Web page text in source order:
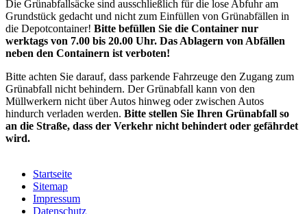
Die Grünabfallsäcke sind ausschließlich für die lose Abfuhr am
Grundstück gedacht und nicht zum Einfüllen von Grünabfällen in
die Depotcontainer! Bitte befüllen Sie die Container nur
werktags von 7.00 bis 20.00 Uhr. Das Ablagern von Abfällen
neben den Containern ist verboten!
Bitte achten Sie darauf, dass parkende Fahrzeuge den Zugang zum
Grünabfall nicht behindern. Der Grünabfall kann von den
Müllwerkern nicht über Autos hinweg oder zwischen Autos
hindurch verladen werden. Bitte stellen Sie Ihren Grünabfall so
an die Straße, dass der Verkehr nicht behindert oder gefährdet
wird.
Startseite
Sitemap
Impressum
Datenschutz